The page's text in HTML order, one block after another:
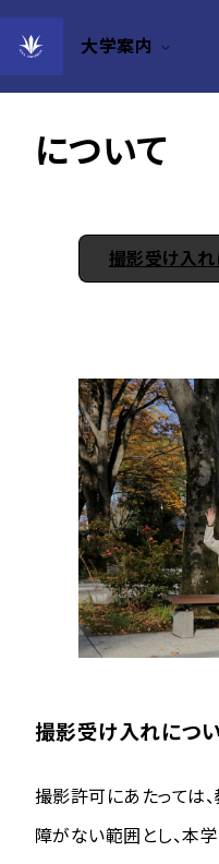
大学案内
本学でのロ
について
撮影受け入れ
撮影受け入れにつ
撮影許可にあたっては
障がない範囲とし、本